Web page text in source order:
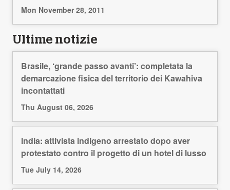
Mon November 28, 2011
Ultime notizie
Brasile, ‘grande passo avanti’: completata la
demarcazione fisica del territorio dei Kawahiva
incontattati
Thu August 06, 2026
India: attivista indigeno arrestato dopo aver
protestato contro il progetto di un hotel di lusso
Tue July 14, 2026